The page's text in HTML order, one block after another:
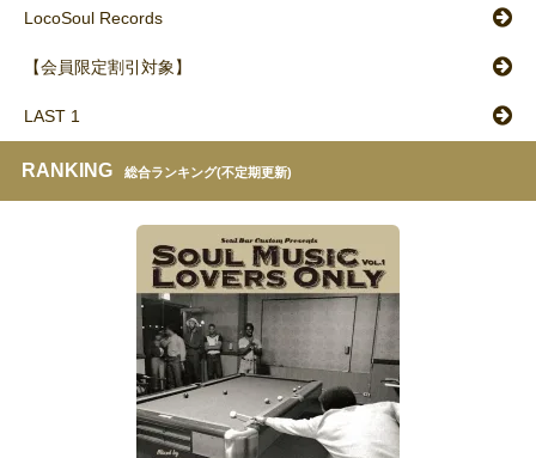
LocoSoul Records
【会員限定割引対象】
LAST 1
RANKING 総合ランキング(不定期更新)